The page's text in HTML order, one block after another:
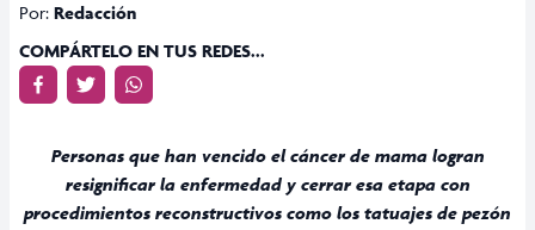
Por: Redacción
COMPÁRTELO EN TUS REDES...
Personas que han vencido el cáncer de mama logran
resignificar la enfermedad y cerrar esa etapa con
procedimientos reconstructivos como los tatuajes de pezón